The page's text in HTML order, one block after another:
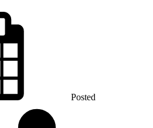
Posted